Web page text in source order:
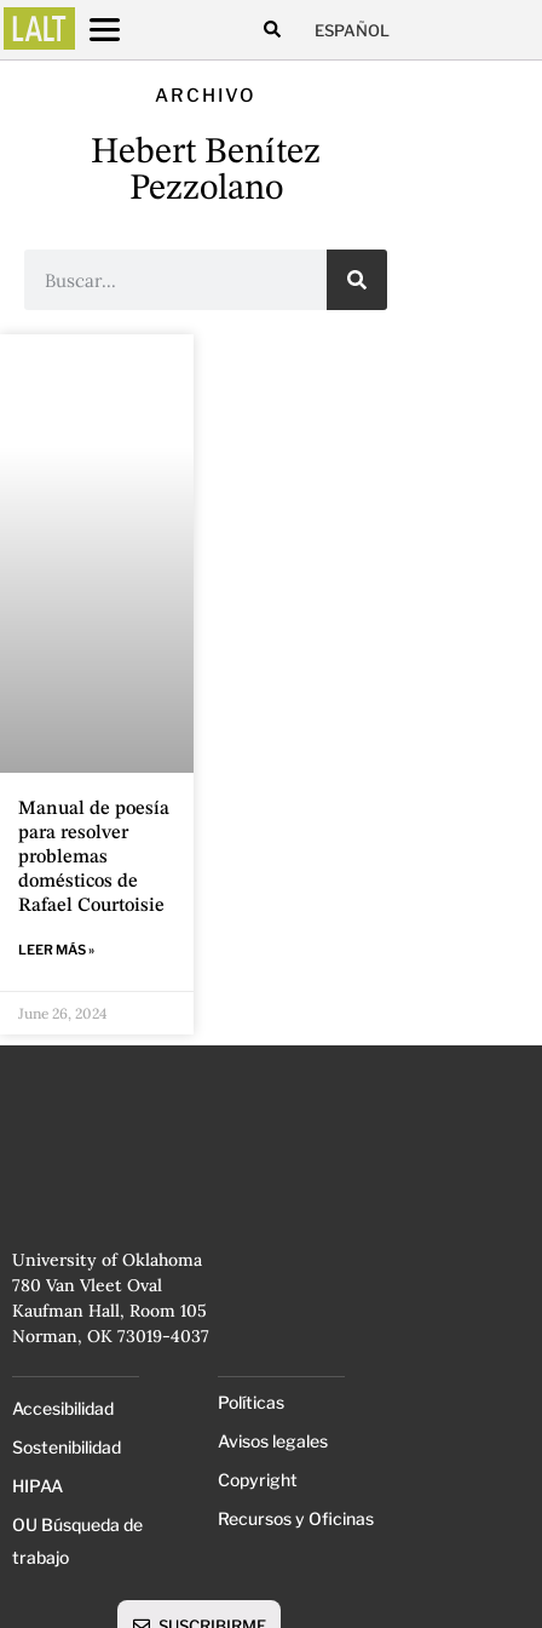
ESPAÑOL
ARCHIVO
Hebert Benítez
Pezzolano
Manual de poesía
para resolver
problemas
domésticos de
Rafael Courtoisie
LEER MÁS »
June 26, 2024
University of Oklahoma
780 Van Vleet Oval
Kaufman Hall, Room 105
Norman, OK 73019-4037
Accesibilidad
Sostenibilidad
HIPAA
OU Búsqueda de
trabajo
Políticas
Avisos legales
Copyright
Recursos y Oficinas